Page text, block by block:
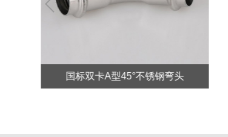
国标双卡A型45°不锈钢弯头